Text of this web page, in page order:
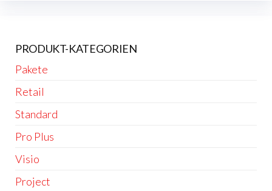
PRODUKT-KATEGORIEN
Pakete
Retail
Standard
Pro Plus
Visio
Project